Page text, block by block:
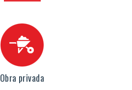
Obra privada